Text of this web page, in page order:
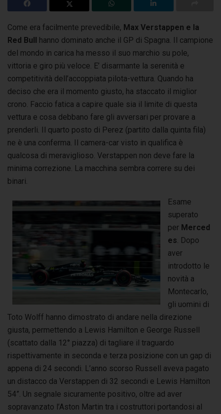
Come era facilmente prevedibile, Max Verstappen e la
Red Bull hanno dominato anche il GP di Spagna. Il campione
del mondo in carica ha messo il suo marchio su pole,
vittoria e giro più veloce. E’ disarmante la serenità e
competitività dell’accoppiata pilota-vettura. Quando ha
deciso che era il momento giusto, ha staccato il miglior
crono. Faccio fatica a capire quale sia il limite di questa
vettura e cosa debbano fare gli avversari per provare a
prenderli. Il quarto posto di Perez (partito dalla quinta fila)
ne è una conferma. Il camera-car visto in qualifica è
qualcosa di meraviglioso. Verstappen non deve fare la
minima correzione. La macchina sembra correre su dei
binari.
Esame
superato
per Merced
es . Dopo
aver
introdotto le
novità a
Montecarlo,
gli uomini di
Toto Wolff hanno dimostrato di andare nella direzione
giusta, permettendo a Lewis Hamilton e George Russell
(scattato dalla 12° piazza) di tagliare il traguardo
rispettivamente in seconda e terza posizione con un gap di
appena di 24 secondi. L’anno scorso Russell aveva pagato
un distacco da Verstappen di 32 secondi e Lewis Hamilton
54”. Un segnale sicuramente positivo, oltre ad aver
sopravanzato l’Aston Martin tra i costruttori portandosi al